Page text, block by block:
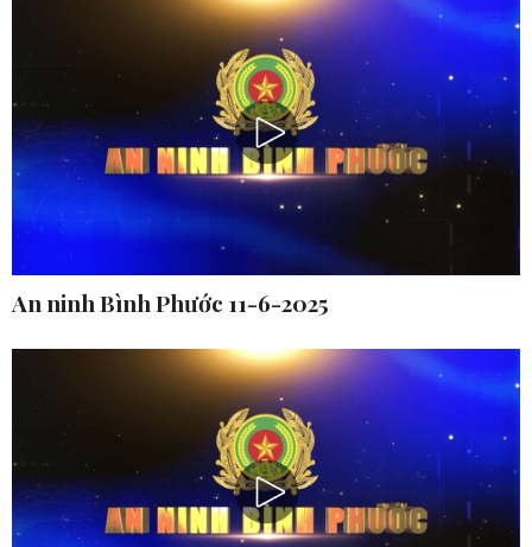
An ninh Bình Phước 11-6-2025